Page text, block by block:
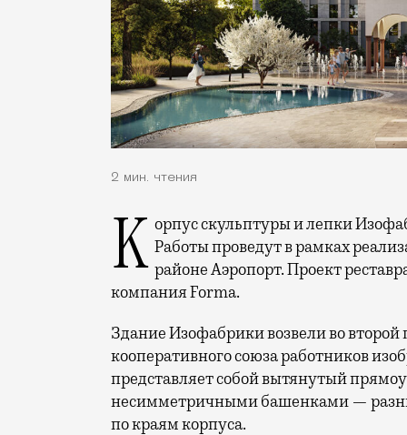
2 мин. чтения
Корпус скульптуры и лепки Изофабрики на Часовой улицы отреставрируют. Работы проведут в рамках
районе Аэропорт. Проект
компания Forma.
Здание Изофабрики возвели во второй
кооперативного союза работников
представляет собой вытянутый
несимметричными башенками —
по краям корпуса.